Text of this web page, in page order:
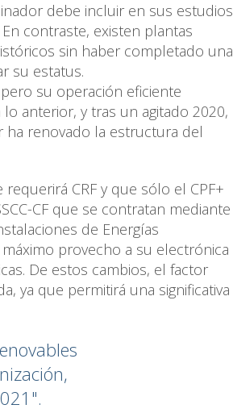
debe incluir en sus estudios
contraste, existen plantas
sin haber completado una
su estatus.
su operación eficiente
anterior, y tras un agitado 2020,
ha renovado la estructura del
CRF y que sólo el CPF+
CF que se contratan mediante
de Energías
provecho a su electrónica
De estos cambios, el factor
ya que permitirá una significativa